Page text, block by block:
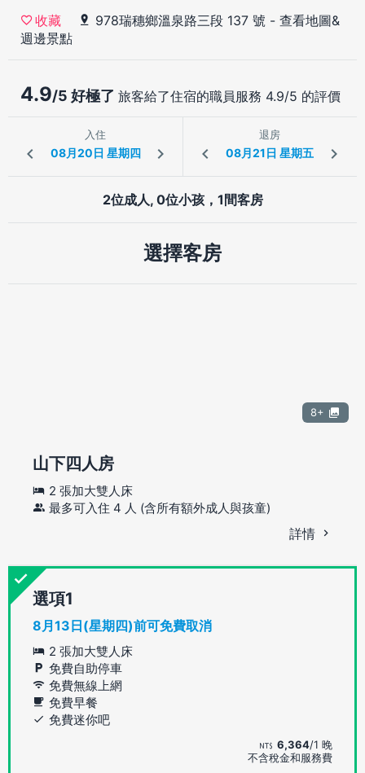
收藏 978瑞穗鄉溫泉路三段 137 號 - 查看地圖&
週邊景點
4.9/5 好極了 旅客給了住宿的職員服務 4.9/5 的評價
入住 退房
2位成人, 0位小孩，1間客房
選擇客房
8+
山下四人房
2 張加大雙人床
最多可入住 4 人 (含所有額外成人與孩童)
詳情
選項
8月13日(星期四)前可免費取消
2 張加大雙人床
免費自助停車
免費無線上網
免費早餐
免費迷你吧
6,364/1 晚
不含稅金和服務費